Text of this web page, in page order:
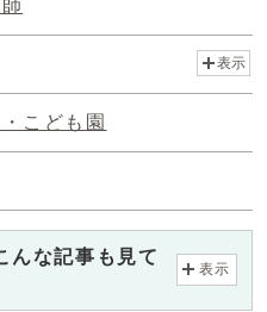
表示
こども園
んな記事も見て
表示